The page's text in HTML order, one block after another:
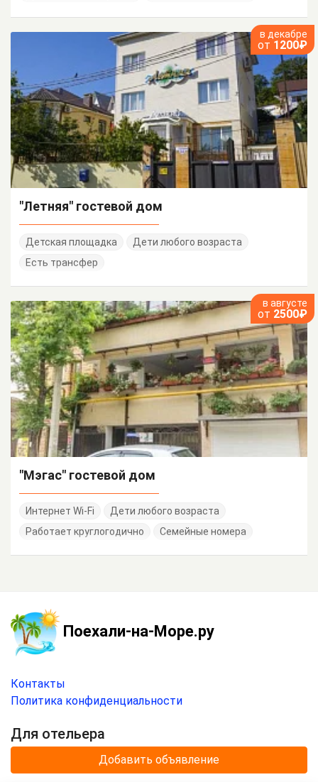
в декабре
от 1200₽
"Летняя" гостевой дом
Детская площадка
Дети любого возраста
Есть трансфер
в августе
от 2500₽
"Мэгас" гостевой дом
Интернет Wi-Fi
Дети любого возраста
Работает круглогодично
Семейные номера
Поехали-на-Море.ру
Контакты
Политика конфиденциальности
Для отельера
Добавить объявление